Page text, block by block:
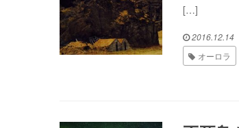
[…]
2016.12.14
オーロラ